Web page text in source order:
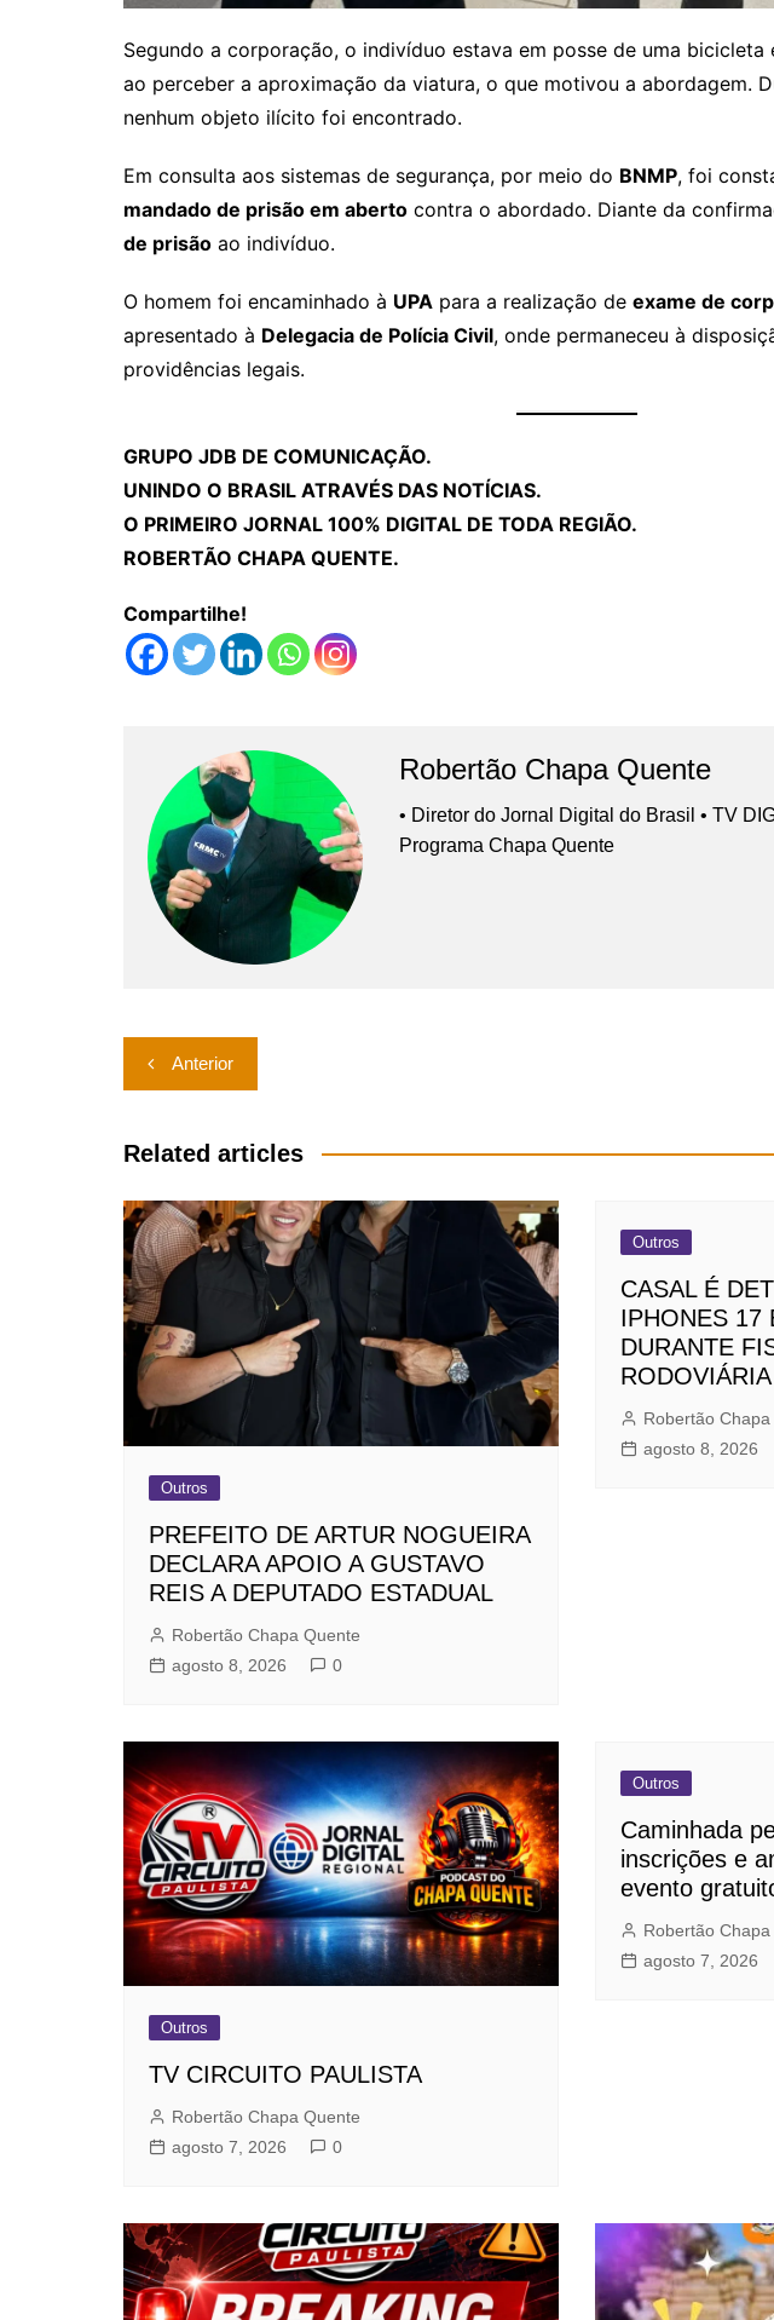
Segundo a corporação, o indivíduo estava em posse de uma bicicleta
ao perceber a aproximação da viatura, o que motivou a abordagem.
nenhum objeto ilícito foi encontrado.
Em consulta aos sistemas de segurança, por meio do BNMP, foi
mandado de prisão em aberto contra o abordado. Diante da
de prisão ao indivíduo.
O homem foi encaminhado à UPA para a realização de exame de
apresentado à Delegacia de Polícia Civil, onde permaneceu à
providências legais.
GRUPO JDB DE COMUNICAÇÃO.
UNINDO O BRASIL ATRAVÉS DAS NOTÍCIAS.
O PRIMEIRO JORNAL 100% DIGITAL DE TODA REGIÃO.
ROBERTÃO CHAPA QUENTE.
Compartilhe!
Robertão Chapa Quente
• Diretor do Jornal Digital do Brasil • TV
Programa Chapa Quente
Navegação
de
Post
Anterior
Related articles
Outros
PREFEITO DE ARTUR NOGUEIRA
DECLARA APOIO A GUSTAVO
REIS A DEPUTADO ESTADUAL
Robertão Chapa Quente
agosto 8, 2026
0
Outros
CASAL É
IPHONES 17
DURANTE
Robertão
agosto 8, 2026
Outros
TV CIRCUITO PAULISTA
Robertão Chapa Quente
agosto 7, 2026
0
Outros
Caminhada
inscrições e
evento
Robertão
agosto 7, 2026